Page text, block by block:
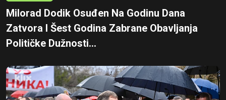
Milorad Dodik Osuđen Na Godinu Dana
Zatvora I Šest Godina Zabrane Obavljanja
Političke Dužnosti...